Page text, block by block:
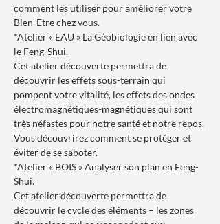
comment les utiliser pour améliorer votre
Bien-Etre chez vous.
*Atelier « EAU » La Géobiologie en lien avec
le Feng-Shui.
Cet atelier découverte permettra de
découvrir les effets sous-terrain qui
pompent votre vitalité, les effets des ondes
électromagnétiques-magnétiques qui sont
très néfastes pour notre santé et notre repos.
Vous découvrirez comment se protéger et
éviter de se saboter.
*Atelier « BOIS » Analyser son plan en Feng-
Shui.
Cet atelier découverte permettra de
découvrir le cycle des éléments – les zones